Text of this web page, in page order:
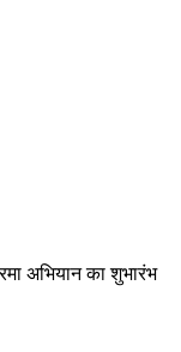
अभियान का शुभारंभ